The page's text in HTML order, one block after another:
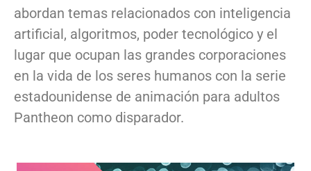
abordan temas relacionados con inteligencia
artificial, algoritmos, poder tecnológico y el
lugar que ocupan las grandes corporaciones
en la vida de los seres humanos con la serie
estadounidense de animación para adultos
Pantheon como disparador.